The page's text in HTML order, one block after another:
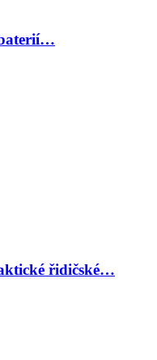
řidičské…